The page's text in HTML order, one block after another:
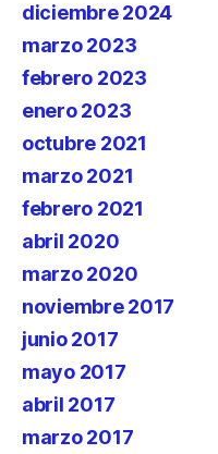
diciembre 2024
marzo 2023
febrero 2023
enero 2023
octubre 2021
marzo 2021
febrero 2021
abril 2020
marzo 2020
noviembre 2017
junio 2017
mayo 2017
abril 2017
marzo 2017